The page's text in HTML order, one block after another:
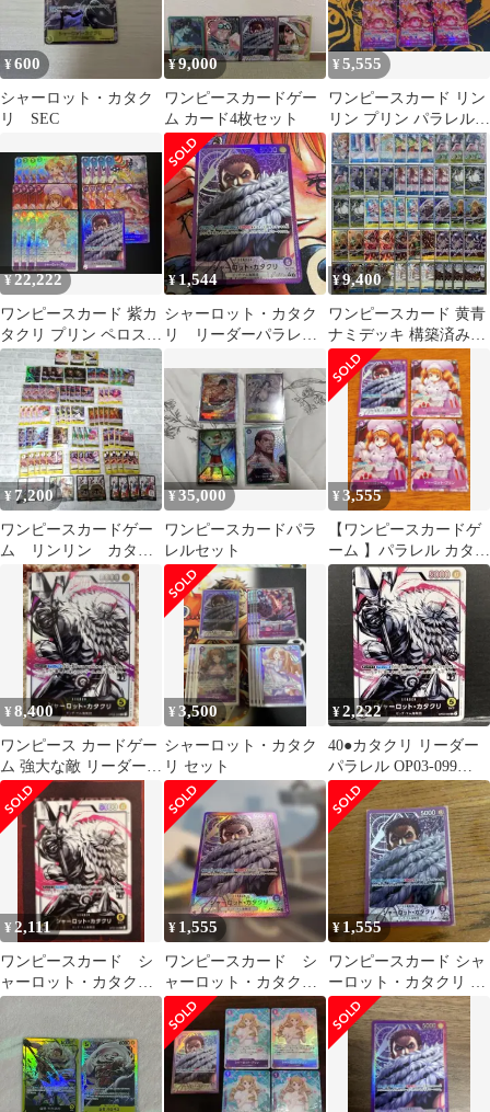
¥600
シャーロット・カタク
リ SEC
¥9,000
ワンピースカードゲー
ム カード4枚セット
¥5,555
ワンピースカード リン
リン プリン パラレル
紫カタクリデッキパー
ツまとめ売り
¥22,222
ワンピースカード 紫カ
タクリ プリン ペロスペ
ロー リンリン 各4枚 パ
ラレル
¥1,544
シャーロット・カタク
リ リーダーパラレ
¥9,400
ワンピースカード 黄青
ナミデッキ 構築済みデ
ッキ シャーロットカタ
クリ ヤマト
¥ 7,200
ワンピースカードゲー
ム リンリン カタク
リ デッキ パーツ７
１枚セット最終値下げ
¥35,000
ワンピースカードパラ
レルセット
¥3,555
【ワンピースカードゲ
ーム 】パラレル カタク
リ プリン【セット販
売】
¥8,400
ワンピース カードゲー
ム 強大な敵 リーダーパ
ラレル シャーロット カ
タクリ
¥3,500
シャーロット・カタク
リ セット
¥2,222
40●カタクリ リーダー
パラレル OP03-099
KM0721-10
¥2,111
ワンピースカード シ
ャーロット・カタク
リ OP03-099 リーダー
¥ 1,555
ワンピースカード シ
ャーロット・カタク
リ リーダーパラレル
¥1,555
ワンピースカード シャ
ーロット・カタクリ リ
ーダーパラレル